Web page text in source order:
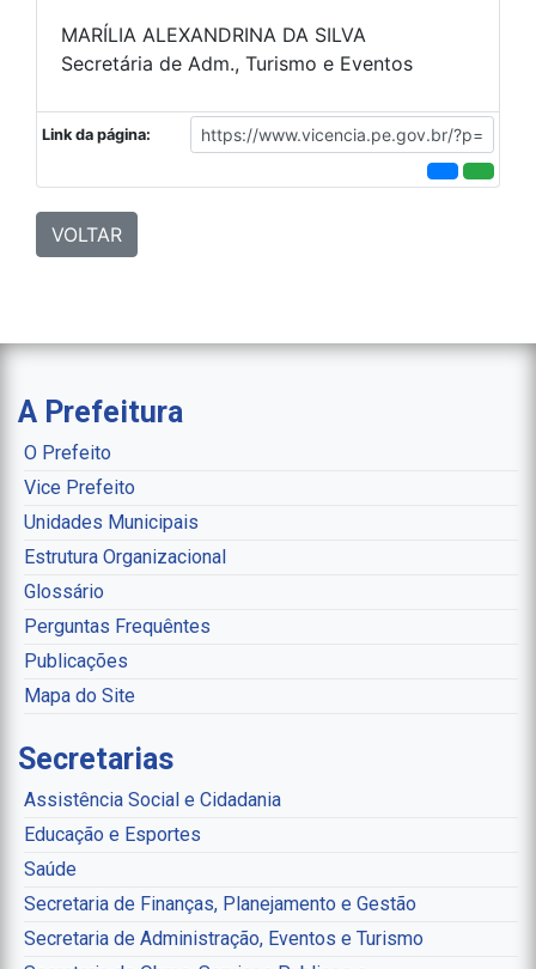
MARÍLIA ALEXANDRINA DA SILVA
Secretária de Adm., Turismo e Eventos
Link da página:
VOLTAR
A Prefeitura
O Prefeito
Vice Prefeito
Unidades Municipais
Estrutura Organizacional
Glossário
Perguntas Frequêntes
Publicações
Mapa do Site
Secretarias
Assistência Social e Cidadania
Educação e Esportes
Saúde
Secretaria de Finanças, Planejamento e Gestão
Secretaria de Administração, Eventos e Turismo